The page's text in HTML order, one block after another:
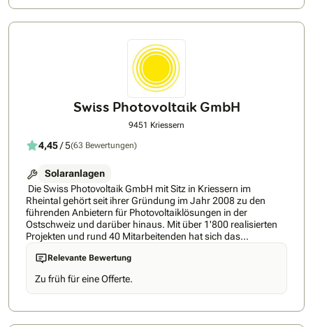
Swiss Photovoltaik GmbH
9451 Kriessern
4,45/ 5(63 Bewertungen)
Solaranlagen
Die Swiss Photovoltaik GmbH mit Sitz in Kriessern im
Rheintal gehört seit ihrer Gründung im Jahr 2008 zu den
führenden Anbietern für Photovoltaiklösungen in der
Ostschweiz und darüber hinaus. Mit über 1'800 realisierten
Projekten und rund 40 Mitarbeitenden hat sich das
Unternehmen als feste Grösse in der Schweizer
Energiebranche etabliert. Als Generalunternehmer für
schlüsselfertige Photovoltaikanlagen schafft das
Unternehmen einen sorglosen Zugang zu erneuerbaren
Energien für seine Kunden. Langjährige Erfahrung und
Relevante Bewertung
Zu früh für eine Offerte.